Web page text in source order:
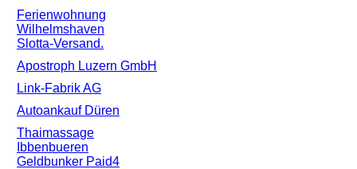
Ferienwohnung
Wilhelmshaven
Slotta-Versand.
Apostroph Luzern GmbH
Link-Fabrik AG
Autoankauf Düren
Thaimassage
Ibbenbueren
Geldbunker Paid4